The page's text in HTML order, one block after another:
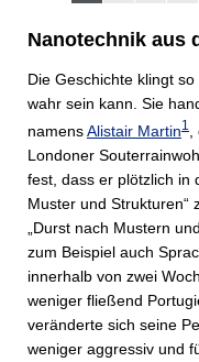
Nanotechnik aus
Die Geschichte klingt
wahr sein kann. Sie
namensAlistair Martin1
Londoner
fest, dass er plötzlich in
Muster und Strukturen“
„Durst nach Mustern
zum Beispiel auch
innerhalb von zwei
weniger fließend
veränderte sich seine
weniger aggressiv und